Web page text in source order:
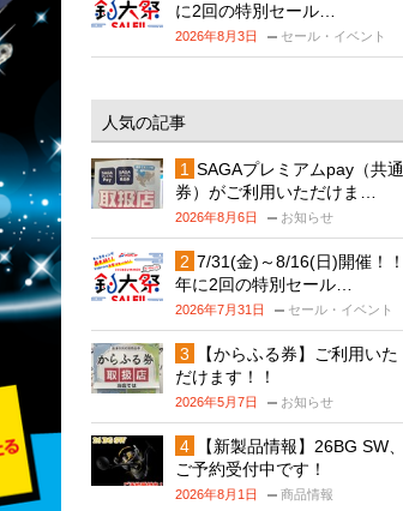
に2回の特別セール…
2026年8月3日 セール・イベント
人気の記事
SAGAプレミアムpay（共通
券）がご利用いただけま…
2026年8月6日 お知らせ
7/31(金)～8/16(日)開催！！
年に2回の特別セール…
2026年7月31日 セール・イベント
【からふる券】ご利用いた
だけます！！
2026年5月7日 お知らせ
【新製品情報】26BG SW、
ご予約受付中です！
2026年8月1日 商品情報